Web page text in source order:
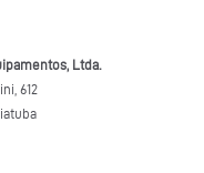
Ltda.
612